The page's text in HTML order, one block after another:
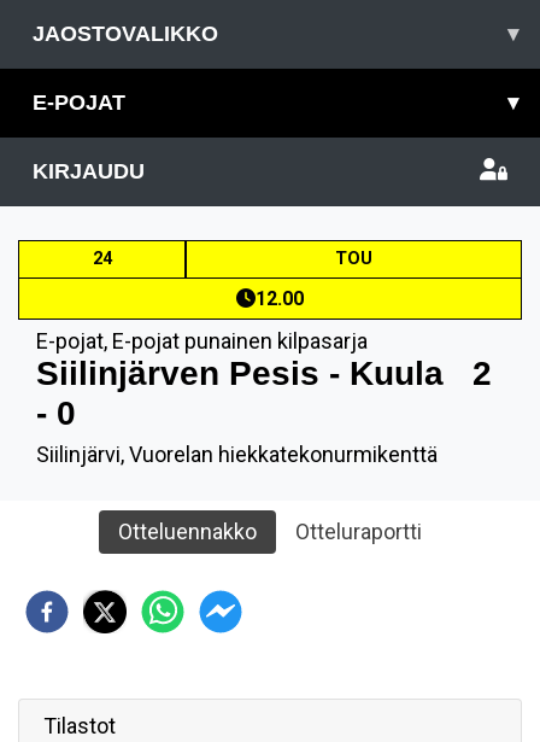
JAOSTOVALIKKO ▾
E-POJAT ▾
KIRJAUDU
24 TOU
12.00
E-pojat, E-pojat punainen kilpasarja
Siilinjärven Pesis - Kuula
2
- 0
Siilinjärvi, Vuorelan hiekkatekonurmikenttä
Otteluennakko Otteluraportti
Tilastot